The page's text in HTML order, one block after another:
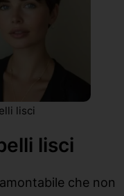
lisci
lisci
che non